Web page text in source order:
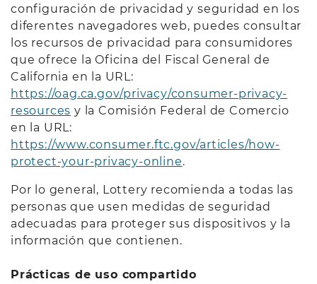
configuración de privacidad y seguridad en los
diferentes navegadores web, puedes consultar
los recursos de privacidad para consumidores
que ofrece la Oficina del Fiscal General de
California en la URL:
https://oag.ca.gov/privacy/consumer-privacy-
resources y la Comisión Federal de Comercio
en la URL:
https://www.consumer.ftc.gov/articles/how-
protect-your-privacy-online.
Por lo general, Lottery recomienda a todas las
personas que usen medidas de seguridad
adecuadas para proteger sus dispositivos y la
información que contienen.
Prácticas de uso compartido